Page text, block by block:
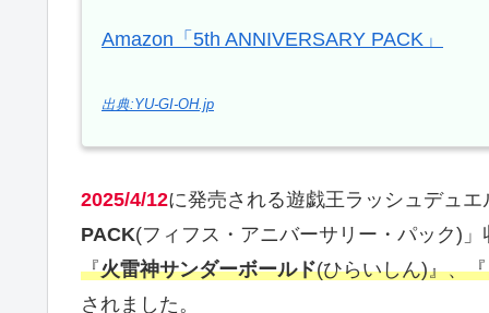
Amazon「5th ANNIVERSARY PACK」
出典:YU-GI-OH.jp
2025/4/12に発売される遊戯王ラッシュデュ
PACK(フィフス・アニバーサリー・パック)」
『火雷神サンダーボールド(ひらいしん)』、『
されました。